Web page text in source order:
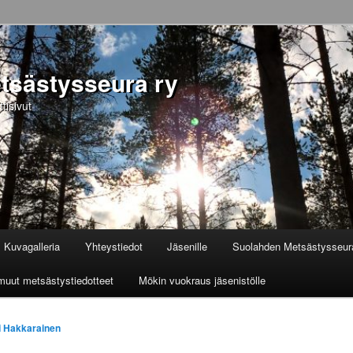
ry
Kuvagalleria Yhteystiedot Jäsenille Suolahden
metsästystiedotteet Mökin vuokraus jäsenistölle
Hakkarainen